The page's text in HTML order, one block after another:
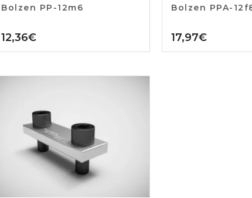
Bolzen PP-12m6
12,36€
Bolzen PPA-
17,97€